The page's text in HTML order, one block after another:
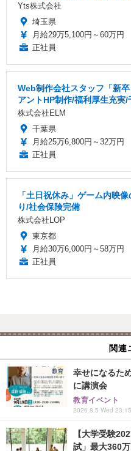
Yts株式会社
埼玉県
月給29万5,100円～60万円
正社員
Web制作会社スタッフ「新
アントHP制作/福利厚生充実
株式会社ELM
千葉県
月給25万6,800円～32万円
正社員
「土日祝休み」ゲーム内映
り/社会保険完備
株式会社LOP
東京都
月給30万6,000円～58万円
正社員
関連
幸せになるた
に講演会
教育イベント
2026.8.5 Wed 23:15
【大学受験
試」最大360